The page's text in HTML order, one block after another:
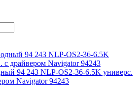
94 243 NLP-OS2-36-6.5K универс.
Navigator 94243